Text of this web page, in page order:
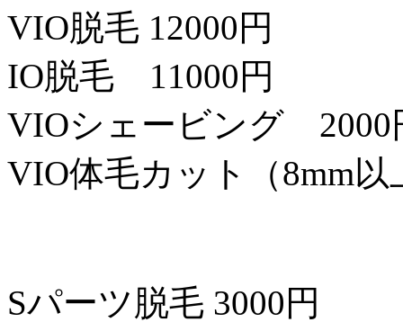
VIO脱毛 12000円
IO脱毛 11000円
VIOシェービング 2000
VIO体毛カット（8mm以
Sパーツ脱毛 3000円